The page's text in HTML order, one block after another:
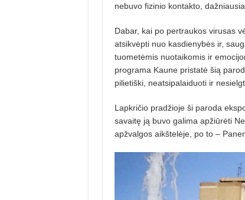
nebuvo fizinio kontakto,
Dabar, kai po pertraukos virusas
atsikvėpti nuo kasdienybės ir,
tuometėmis nuotaikomis ir
programa Kaune pristatė šią
pilietiški, neatsipalaiduoti ir
Lapkričio pradžioje ši paroda
savaitę ją buvo galima apžiūrėti
apžvalgos aikštelėje, po to –